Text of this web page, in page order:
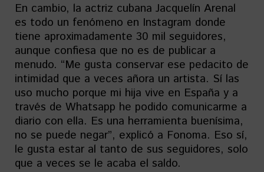
En cambio, la actriz cubana Jacquelín Arenal
es todo un fenómeno en Instagram donde
tiene aproximadamente 30 mil seguidores,
aunque confiesa que no es de publicar a
menudo. “Me gusta conservar ese pedacito de
intimidad que a veces añora un artista. Sí las
uso mucho porque mi hija vive en España y a
través de Whatsapp he podido comunicarme a
diario con ella. Es una herramienta buenísima,
no se puede negar”, explicó a Fonoma. Eso sí,
le gusta estar al tanto de sus seguidores, solo
que a veces se le acaba el saldo.